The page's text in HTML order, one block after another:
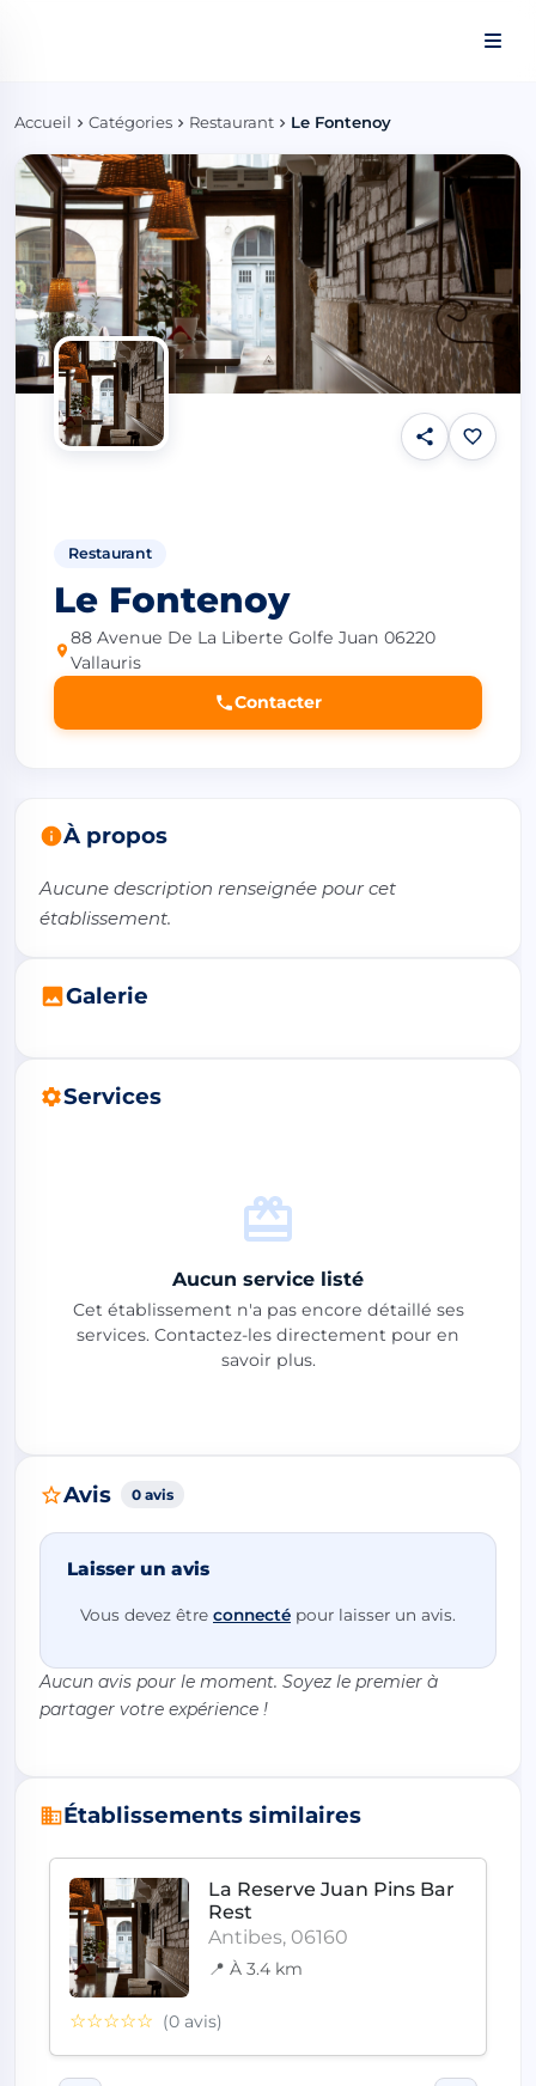
Accueil Catégories Restaurant Le Fontenoy
Restaurant
Le Fontenoy
88 Avenue De La Liberte Golfe Juan 06220
Vallauris
Contacter
À propos
Aucune description renseignée pour cet
établissement.
Galerie
Services
Aucun service listé
Cet établissement n'a pas encore détaillé ses
services. Contactez-les directement pour en
savoir plus.
Avis 0 avis
Laisser un avis
Vous devez être connecté pour laisser un avis.
Aucun avis pour le moment. Soyez le premier à
partager votre expérience !
Établissements similaires
La Reserve Juan Pins Bar
Rest
Antibes, 06160
📍 À 3.4 km
☆☆☆☆☆ (0 avis)